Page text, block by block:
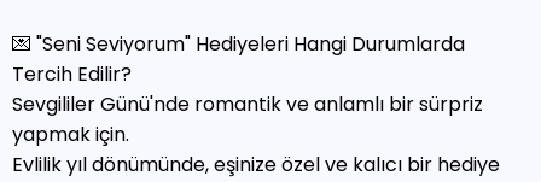
💌 "Seni Seviyorum" Hediyeleri Hangi Durumlarda
Tercih Edilir?
Sevgililer Günü'nde romantik ve anlamlı bir sürpriz
yapmak için.
Evlilik yıl dönümünde, eşinize özel ve kalıcı bir hediye